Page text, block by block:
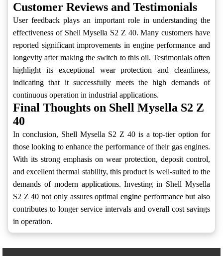
Customer Reviews and Testimonials
User feedback plays an important role in understanding the
effectiveness of Shell Mysella S2 Z 40. Many customers have
reported significant improvements in engine performance and
longevity after making the switch to this oil. Testimonials often
highlight its exceptional wear protection and cleanliness,
indicating that it successfully meets the high demands of
continuous operation in industrial applications.
Final Thoughts on Shell Mysella S2 Z
40
In conclusion, Shell Mysella S2 Z 40 is a top-tier option for
those looking to enhance the performance of their gas engines.
With its strong emphasis on wear protection, deposit control,
and excellent thermal stability, this product is well-suited to the
demands of modern applications. Investing in Shell Mysella
S2 Z 40 not only assures optimal engine performance but also
contributes to longer service intervals and overall cost savings
in operation.